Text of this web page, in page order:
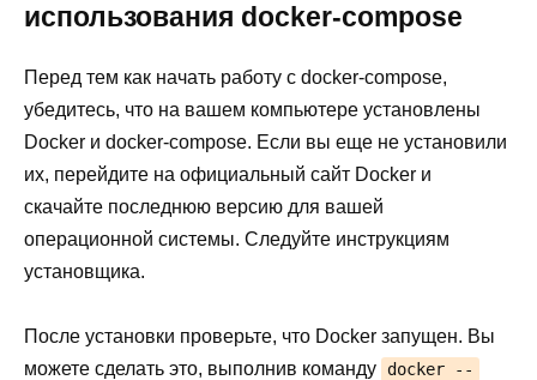
использования docker-compose
Перед тем как начать работу с docker-compose,
убедитесь, что на вашем компьютере установлены
Docker и docker-compose. Если вы еще не установили
их, перейдите на официальный сайт Docker и
скачайте последнюю версию для вашей
операционной системы. Следуйте инструкциям
установщика.
После установки проверьте, что Docker запущен. Вы
можете сделать это, выполнив команду docker --